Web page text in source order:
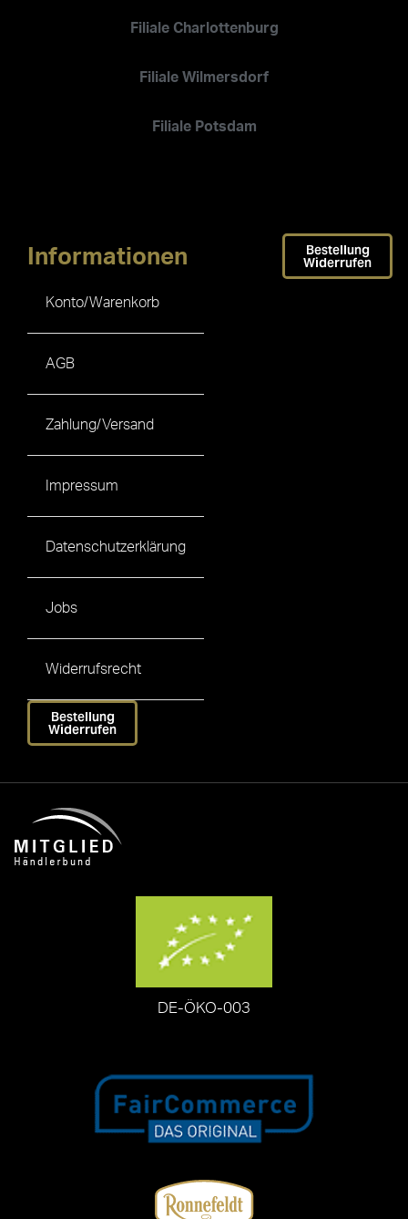
Filiale Charlottenburg
Filiale Wilmersdorf
Filiale Potsdam
Informationen
Konto/Warenkorb
AGB
Zahlung/Versand
Impressum
Datenschutzerklärung
Jobs
Widerrufsrecht
Bestellung
Widerrufen
Bestellung
Widerrufen
DE-ÖKO-003